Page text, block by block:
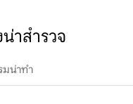
าสำรวจ
มน่าทำ